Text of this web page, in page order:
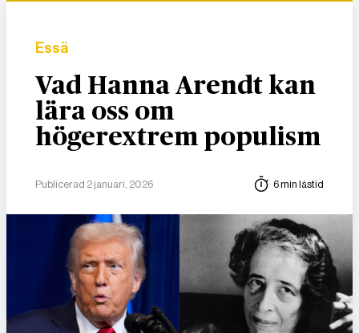
Essä
Vad Hanna Arendt kan
lära oss om
högerextrem populism
Publicerad 2 januari, 2026 6 min lästid
DET GLOBALA PRESSTÖDET PRENUMERERA